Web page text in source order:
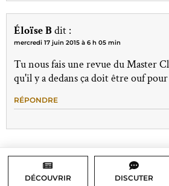
Éloïse Bdit :
mercredi 17 juin 2015 à 6 h 05 min
Tu nous fais une revue du Master
qu'il y a dedans ça doit être ouf
RÉPONDRE
DÉCOUVRIR DISCUTER